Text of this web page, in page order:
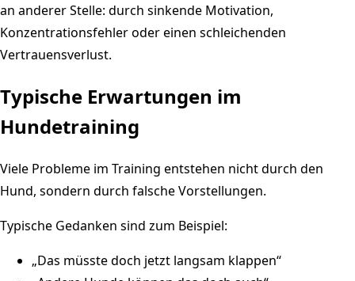
an anderer Stelle: durch sinkende Motivation,
Konzentrationsfehler oder einen schleichenden
Vertrauensverlust.
Typische Erwartungen im
Hundetraining
Viele Probleme im Training entstehen nicht durch den
Hund, sondern durch falsche Vorstellungen.
Typische Gedanken sind zum Beispiel:
„Das müsste doch jetzt langsam klappen“